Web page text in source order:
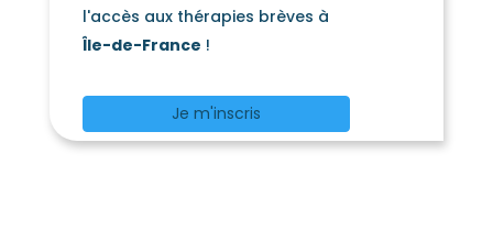
l'accès aux thérapies brèves à
Île-de-France !
Je m'inscris